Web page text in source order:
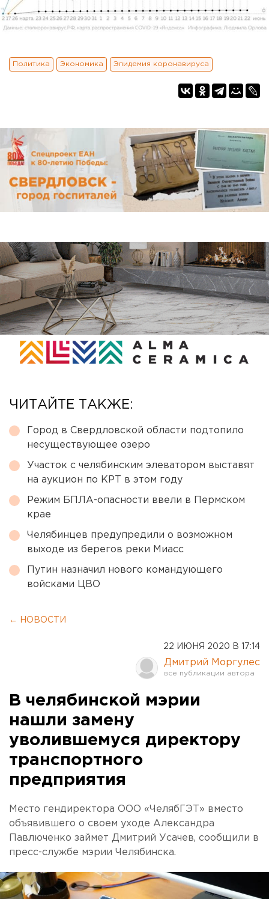
Политика Экономика Эпидемия коронавируса
ЧИТАЙТЕ ТАКЖЕ:
Город в Свердловской области подтопило
несуществующее озеро
Участок с челябинским элеватором выставят
на аукцион по КРТ в этом году
Режим БПЛА-опасности ввели в Пермском
крае
Челябинцев предупредили о возможном
выходе из берегов реки Миасс
Путин назначил нового командующего
войсками ЦВО
← НОВОСТИ
22 ИЮНЯ 2020 В 17:14
Дмитрий Моргулес
В челябинской мэрии
нашли замену
уволившемуся директору
транспортного
предприятия
Место гендиректора ООО «ЧелябГЭТ» вместо
объявившего о своем уходе Александра
Павлюченко займет Дмитрий Усачев, сообщили в
пресс-службе мэрии Челябинска.